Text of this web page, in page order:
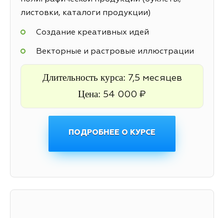
листовки, каталоги продукции)
Создание креативных идей
Векторные и растровые иллюстрации
Длительность курса: 7,5 месяцев
Цена: 54 000 ₽
ПОДРОБНЕЕ О КУРСЕ